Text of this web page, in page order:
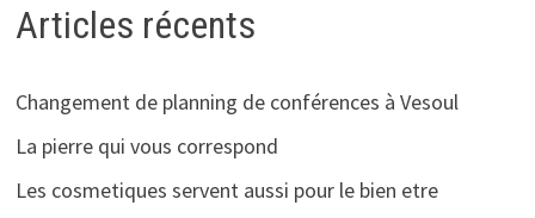
Articles récents
Changement de planning de conférences à Vesoul
La pierre qui vous correspond
Les cosmetiques servent aussi pour le bien etre